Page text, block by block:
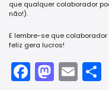
que qualquer colaborador
não!).
E lembre-se que
feliz gera lucros!
Facebook